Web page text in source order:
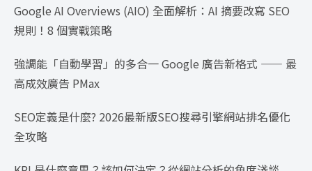
Google AI Overviews (AIO) 全面解析：AI 摘要改寫 SEO
規則！8 個實戰策略
強調能「自動學習」的多合一 Google 廣告新格式 —— 最
高成效廣告 PMax
SEO定義是什麼? 2026最新版SEO搜尋引擎網站排名優化
全攻略